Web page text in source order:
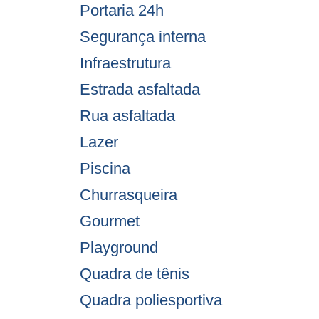
Portaria 24h
Segurança interna
Infraestrutura
Estrada asfaltada
Rua asfaltada
Lazer
Piscina
Churrasqueira
Gourmet
Playground
Quadra de tênis
Quadra poliesportiva